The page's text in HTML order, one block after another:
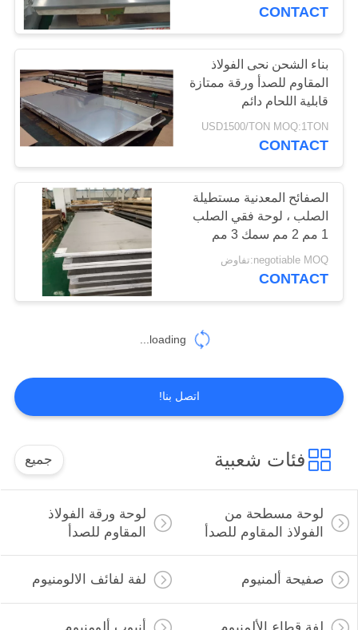
CONTACT
بناء الشحن نحى الفولاذ
المقاوم للصدأ ورقة ممتازة
قابلية اللحام دائم
USD1500/TON MOQ:1TON
CONTACT
الصفائح المعدنية مستطيلة
الصلب ، لوحة فقي الصلب
1 مم 2 مم سمك 3 مم
negotiable MOQ:تفاوض
CONTACT
loading...
اتصل بنا!
فئات شعبية جميع
لوحة مسطحة من
الفولاذ المقاوم للصدأ
لوحة ورقة الفولاذ
المقاوم للصدأ
صفيحة ألمنيوم لفة لفائف الالومنيوم